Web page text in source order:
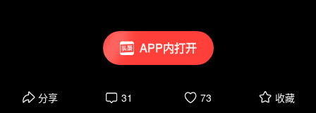
APP内打开
分享 31 73 收藏